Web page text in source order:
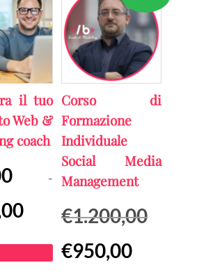
il tuo
Web &
coach
-
Fascia
prezzo:Questo
Corso di
Formazione
Individuale
Social Media
Management
€1.200,00
€950,00Il